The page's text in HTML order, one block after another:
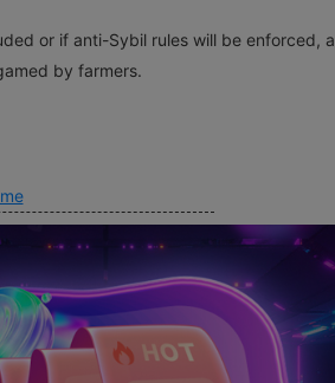
or if anti-Sybil rules will be enforced,
by farmers.